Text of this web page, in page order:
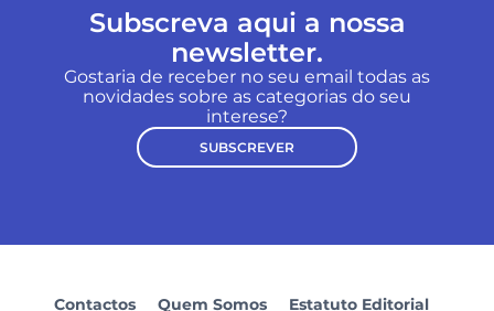
Subscreva aqui a nossa
newsletter.
Gostaria de receber no seu email todas as
novidades sobre as categorias do seu
interese?
SUBSCREVER
Contactos Quem Somos Estatuto Editorial